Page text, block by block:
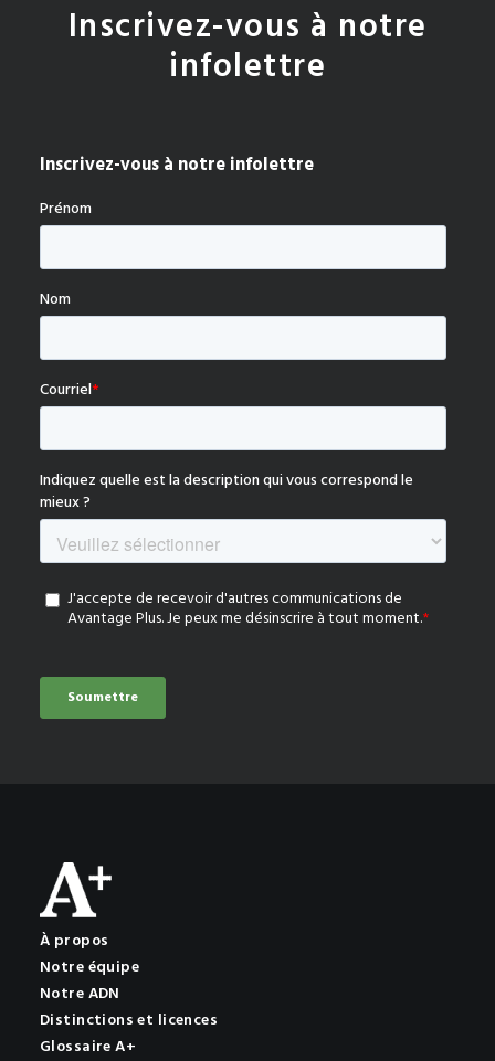
Inscrivez-vous à notre
infolettre
À propos
Notre équipe
Notre ADN
Distinctions et licences
Glossaire A+